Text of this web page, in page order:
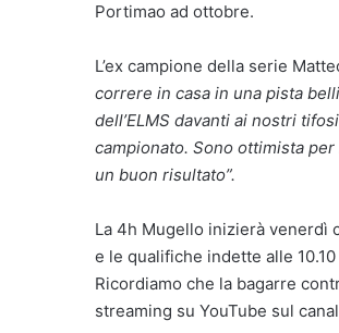
Portimao ad ottobre.
L’ex campione della serie
correre in casa in una pista
dell’ELMS davanti ai nostri
campionato. Sono ottimista
un buon risultato”.
La 4h Mugello inizierà venerdì
e le qualifiche indette alle
Ricordiamo che la bagarre
streaming su YouTube sul